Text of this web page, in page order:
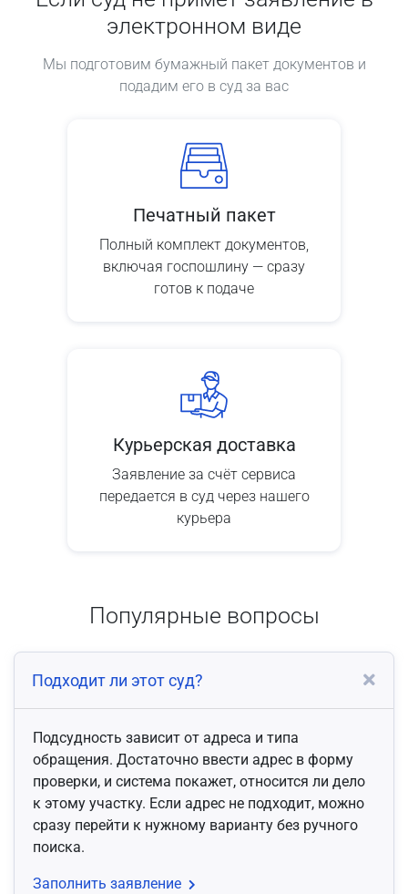
электронном виде
Мы подготовим бумажный пакет документов и
подадим его в суд за вас
Печатный пакет
Полный комплект документов,
включая госпошлину — сразу
готов к подаче
Курьерская доставка
Заявление за счёт сервиса
передается в суд через нашего
курьера
Популярные вопросы
Подходит ли этот суд?
Подсудность зависит от адреса и типа
обращения. Достаточно ввести адрес в форму
проверки, и система покажет, относится ли дело
к этому участку. Если адрес не подходит, можно
сразу перейти к нужному варианту без ручного
поиска.
Заполнить заявление